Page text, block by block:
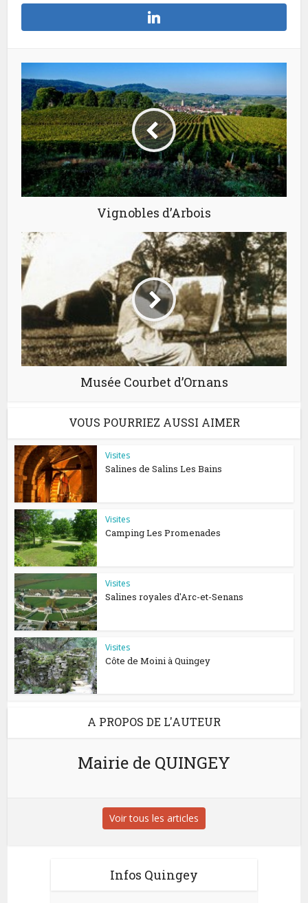
Vignobles d’Arbois
Musée Courbet d’Ornans
VOUS POURRIEZ AUSSI AIMER
Visites
Salines de Salins Les Bains
Visites
Camping Les Promenades
Visites
Salines royales d′Arc-et-Senans
Visites
Côte de Moini à Quingey
A PROPOS DE L'AUTEUR
Mairie de QUINGEY
Voir tous les articles
Infos Quingey